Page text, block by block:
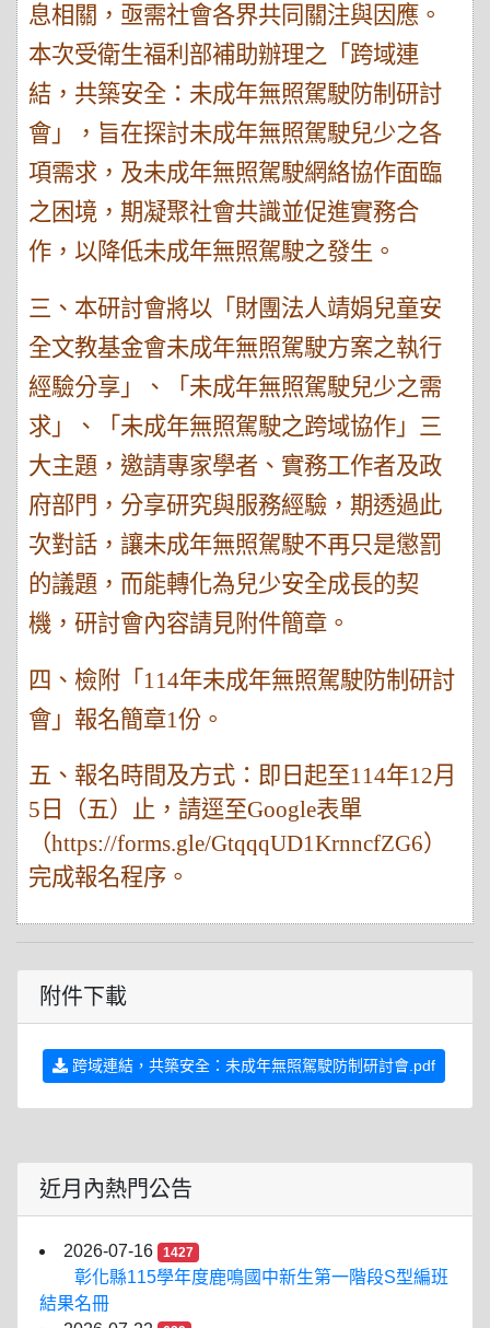
息相關，亟需社會各界共同關注與因應。
本次受衛生福利部補助辦理之「跨域連
結，共築安全：未成年無照駕駛防制研討
會」，旨在探討未成年無照駕駛兒少之各
項需求，及未成年無照駕駛網絡協作面臨
之困境，期凝聚社會共識並促進實務合
作，以降低未成年無照駕駛之發生。
三、本研討會將以「財團法人靖娟兒童安
全文教基金會未成年無照駕駛方案之執行
經驗分享」、「未成年無照駕駛兒少之需
求」、「未成年無照駕駛之跨域協作」三
大主題，邀請專家學者、實務工作者及政
府部門，分享研究與服務經驗，期透過此
次對話，讓未成年無照駕駛不再只是懲罰
的議題，而能轉化為兒少安全成長的契
機，研討會內容請見附件簡章。
四、檢附「 114年未成年無照駕駛防制研討
會」報名簡章1份。
五、報名時間及方式：即日起至114年12月
5 日（五）止，請逕至Google表單
（https://forms.gle/GtqqqUD1KrnncfZG6）
完成報名程序。
附件下載
跨域連結，共築安全：未成年無照駕駛防制研討會.pdf
近月內熱門公告
2026-07-16 1427
彰化縣115學年度鹿鳴國中新生第一階段S型編班
結果名冊